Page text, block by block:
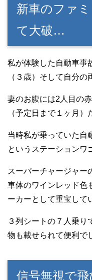
新車のファ
て大破…
私が体験した自動車事
（３歳）そして自分の
妻のお腹には2人目の
（予定日まで１ヶ月）
当時私が乗っていた自
というステーションワ
スーパーチャージャー
車体のワインレッド色
ーカーとして重宝して
３列シートの７人乗り
物も載せられて便利で
信号無視で